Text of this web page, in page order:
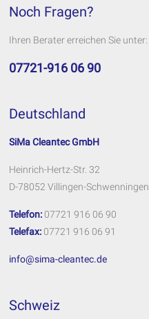
Noch Fragen?
Ihren Berater erreichen Sie unter:
07721-916 06 90
Deutschland
SiMa Cleantec GmbH
Heinrich-Hertz-Str. 32
D-78052 Villingen-Schwenningen
Telefon: 07721 916 06 90
Telefax: 07721 916 06 91
info@sima-cleantec.de
Schweiz